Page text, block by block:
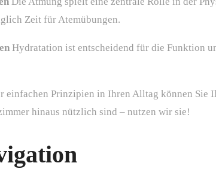
Zeit für Atemübungen.
Hydratation ist entscheidend für die Funktion
einfachen Prinzipien in Ihren Alltag können Sie
hinaus nützlich sind – nutzen wir sie!